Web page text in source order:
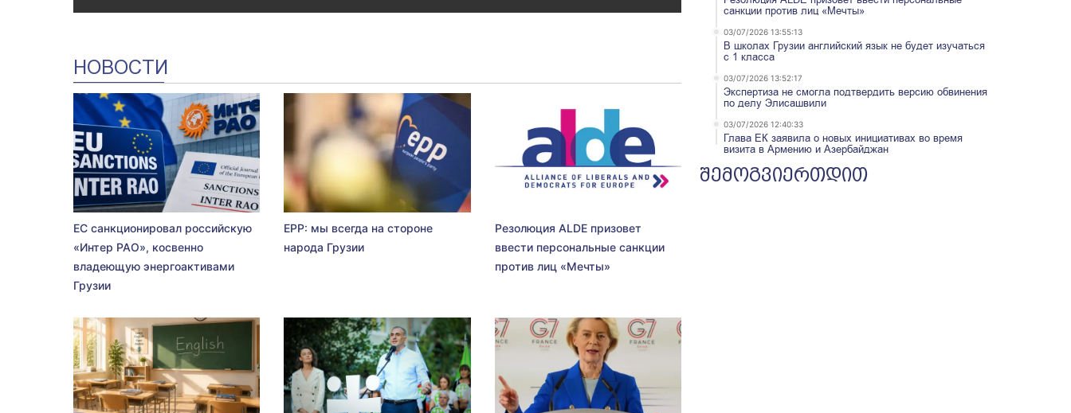
НОВОСТИ
ЕС санкционировал российскую
«Интер РАО», косвенно
владеющую энергоактивами
Грузии
EPP: мы всегда на стороне
народа Грузии
Резолюция ALDE призовет
ввести персональные санкции
против лиц «Мечты»
санкции против лиц «Мечты»
03/07/2026 13:55:13
В школах Грузии английский язык не будет изучаться
с 1 класса
03/07/2026 13:52:17
Экспертиза не смогла подтвердить версию обвинения
по делу Элисашвили
03/07/2026 12:40:33
Глава ЕК заявила о новых инициативах во время
визита в Армению и Азербайджан
შემოგვიერთდით